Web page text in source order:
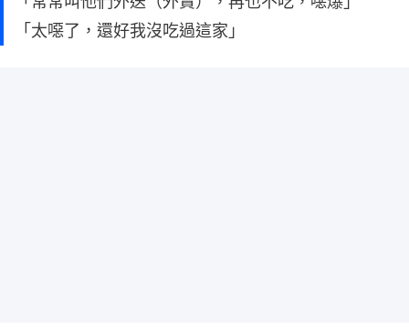
「太噁了，還好我沒吃過這家」